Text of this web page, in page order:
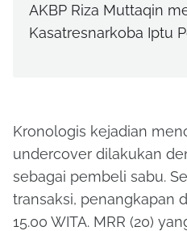
AKBP Riza Muttaqin
Kasatresnarkoba Iptu
Kronologis kejadian
undercover dilakukan
sebagai pembeli sabu.
transaksi, penangkapan
15.00 WITA. MRR (20)